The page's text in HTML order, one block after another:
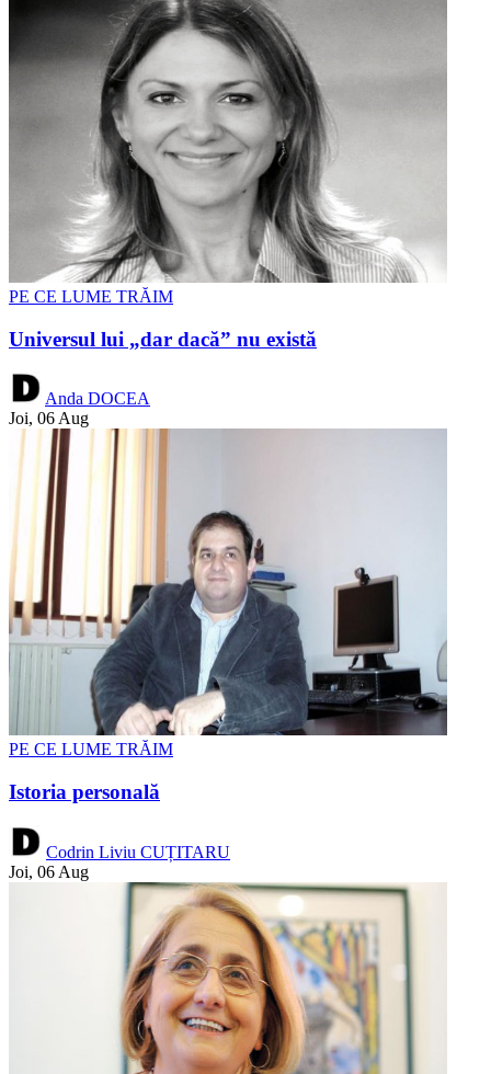
PE CE LUME TRĂIM
Universul lui „dar dacă” nu există
Anda DOCEA
Joi, 06 Aug
PE CE LUME TRĂIM
Istoria personală
Codrin Liviu CUȚITARU
Joi, 06 Aug